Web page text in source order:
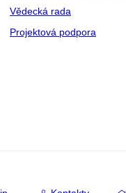
Vědecká rada
Projektová podpora